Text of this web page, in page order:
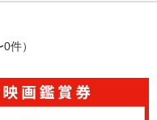
件）